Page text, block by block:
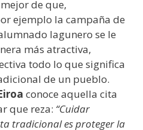
de que,
ejemplo la campaña de
lagunero se le
más atractiva,
todo lo que significa
de un pueblo.
conoce aquella cita
que reza: “Cuidar
tradicional es proteger la